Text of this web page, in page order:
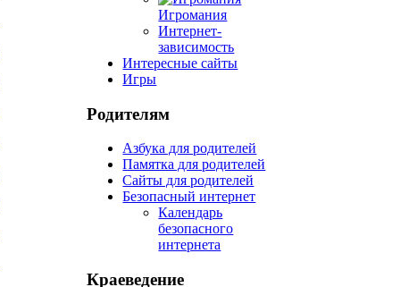
Игромания
Интернет-
зависимость
Интересные сайты
Игры
Родителям
Азбука для родителей
Памятка для родителей
Сайты для родителей
Безопасный интернет
Календарь
безопасного
интернета
Краеведение